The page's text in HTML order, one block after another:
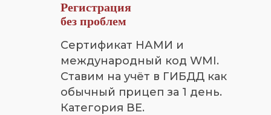
Регистрация
без проблем
Сертификат НАМИ и
международный код WMI.
Ставим на учёт в ГИБДД как
обычный прицеп за 1 день.
Категория ВЕ.